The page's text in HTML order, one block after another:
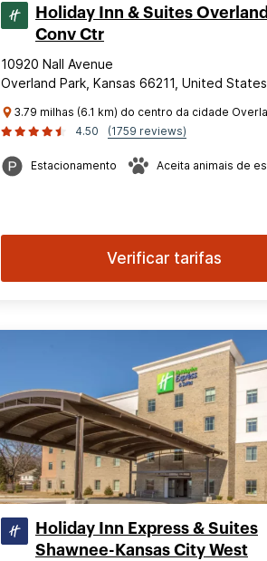
Holiday Inn & Suites
Conv Ctr
10920 Nall Avenue
Overland Park, Kansas 66211, United States
3.79 milhas (6.1 km) do centro da cidade
4.50
(1759 reviews)
Estacionamento Aceita animais de
Verificar tarifas
Holiday Inn Express & Suites
Shawnee-Kansas City West